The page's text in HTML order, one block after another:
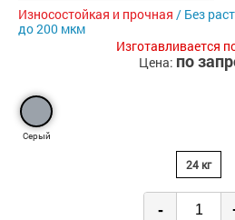
Износостойкая и прочная / Без
до 200 мкм
Изготавливается
Цена: по
Серый
24 кг
-